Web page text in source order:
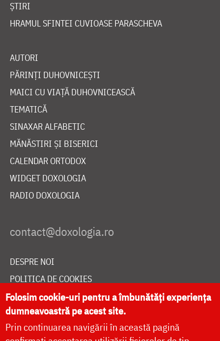
ȘTIRI
HRAMUL SFINTEI CUVIOASE PARASCHEVA
AUTORI
PĂRINȚI DUHOVNICEȘTI
MAICI CU VIAȚĂ DUHOVNICEASCĂ
TEMATICĂ
SINAXAR ALFABETIC
MĂNĂSTIRI ȘI BISERICI
CALENDAR ORTODOX
WIDGET DOXOLOGIA
RADIO DOXOLOGIA
DESPRE NOI
POLITICA DE COOKIES
DONEAZĂ ONLINE PENTRU CATEDRALA NAȚIONALĂ
LIVE
Folosim cookie-uri pentru a îmbunătăți experiența
dumneavoastră pe acest site.
Prin continuarea navigării în această pagină